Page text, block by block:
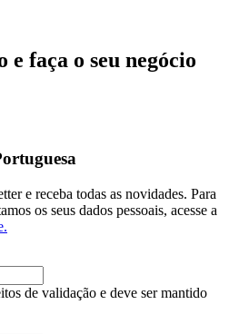
e faça o seu negócio
e receba todas as novidades. Para
os seus dados pessoais, acesse a
de validação e deve ser mantido